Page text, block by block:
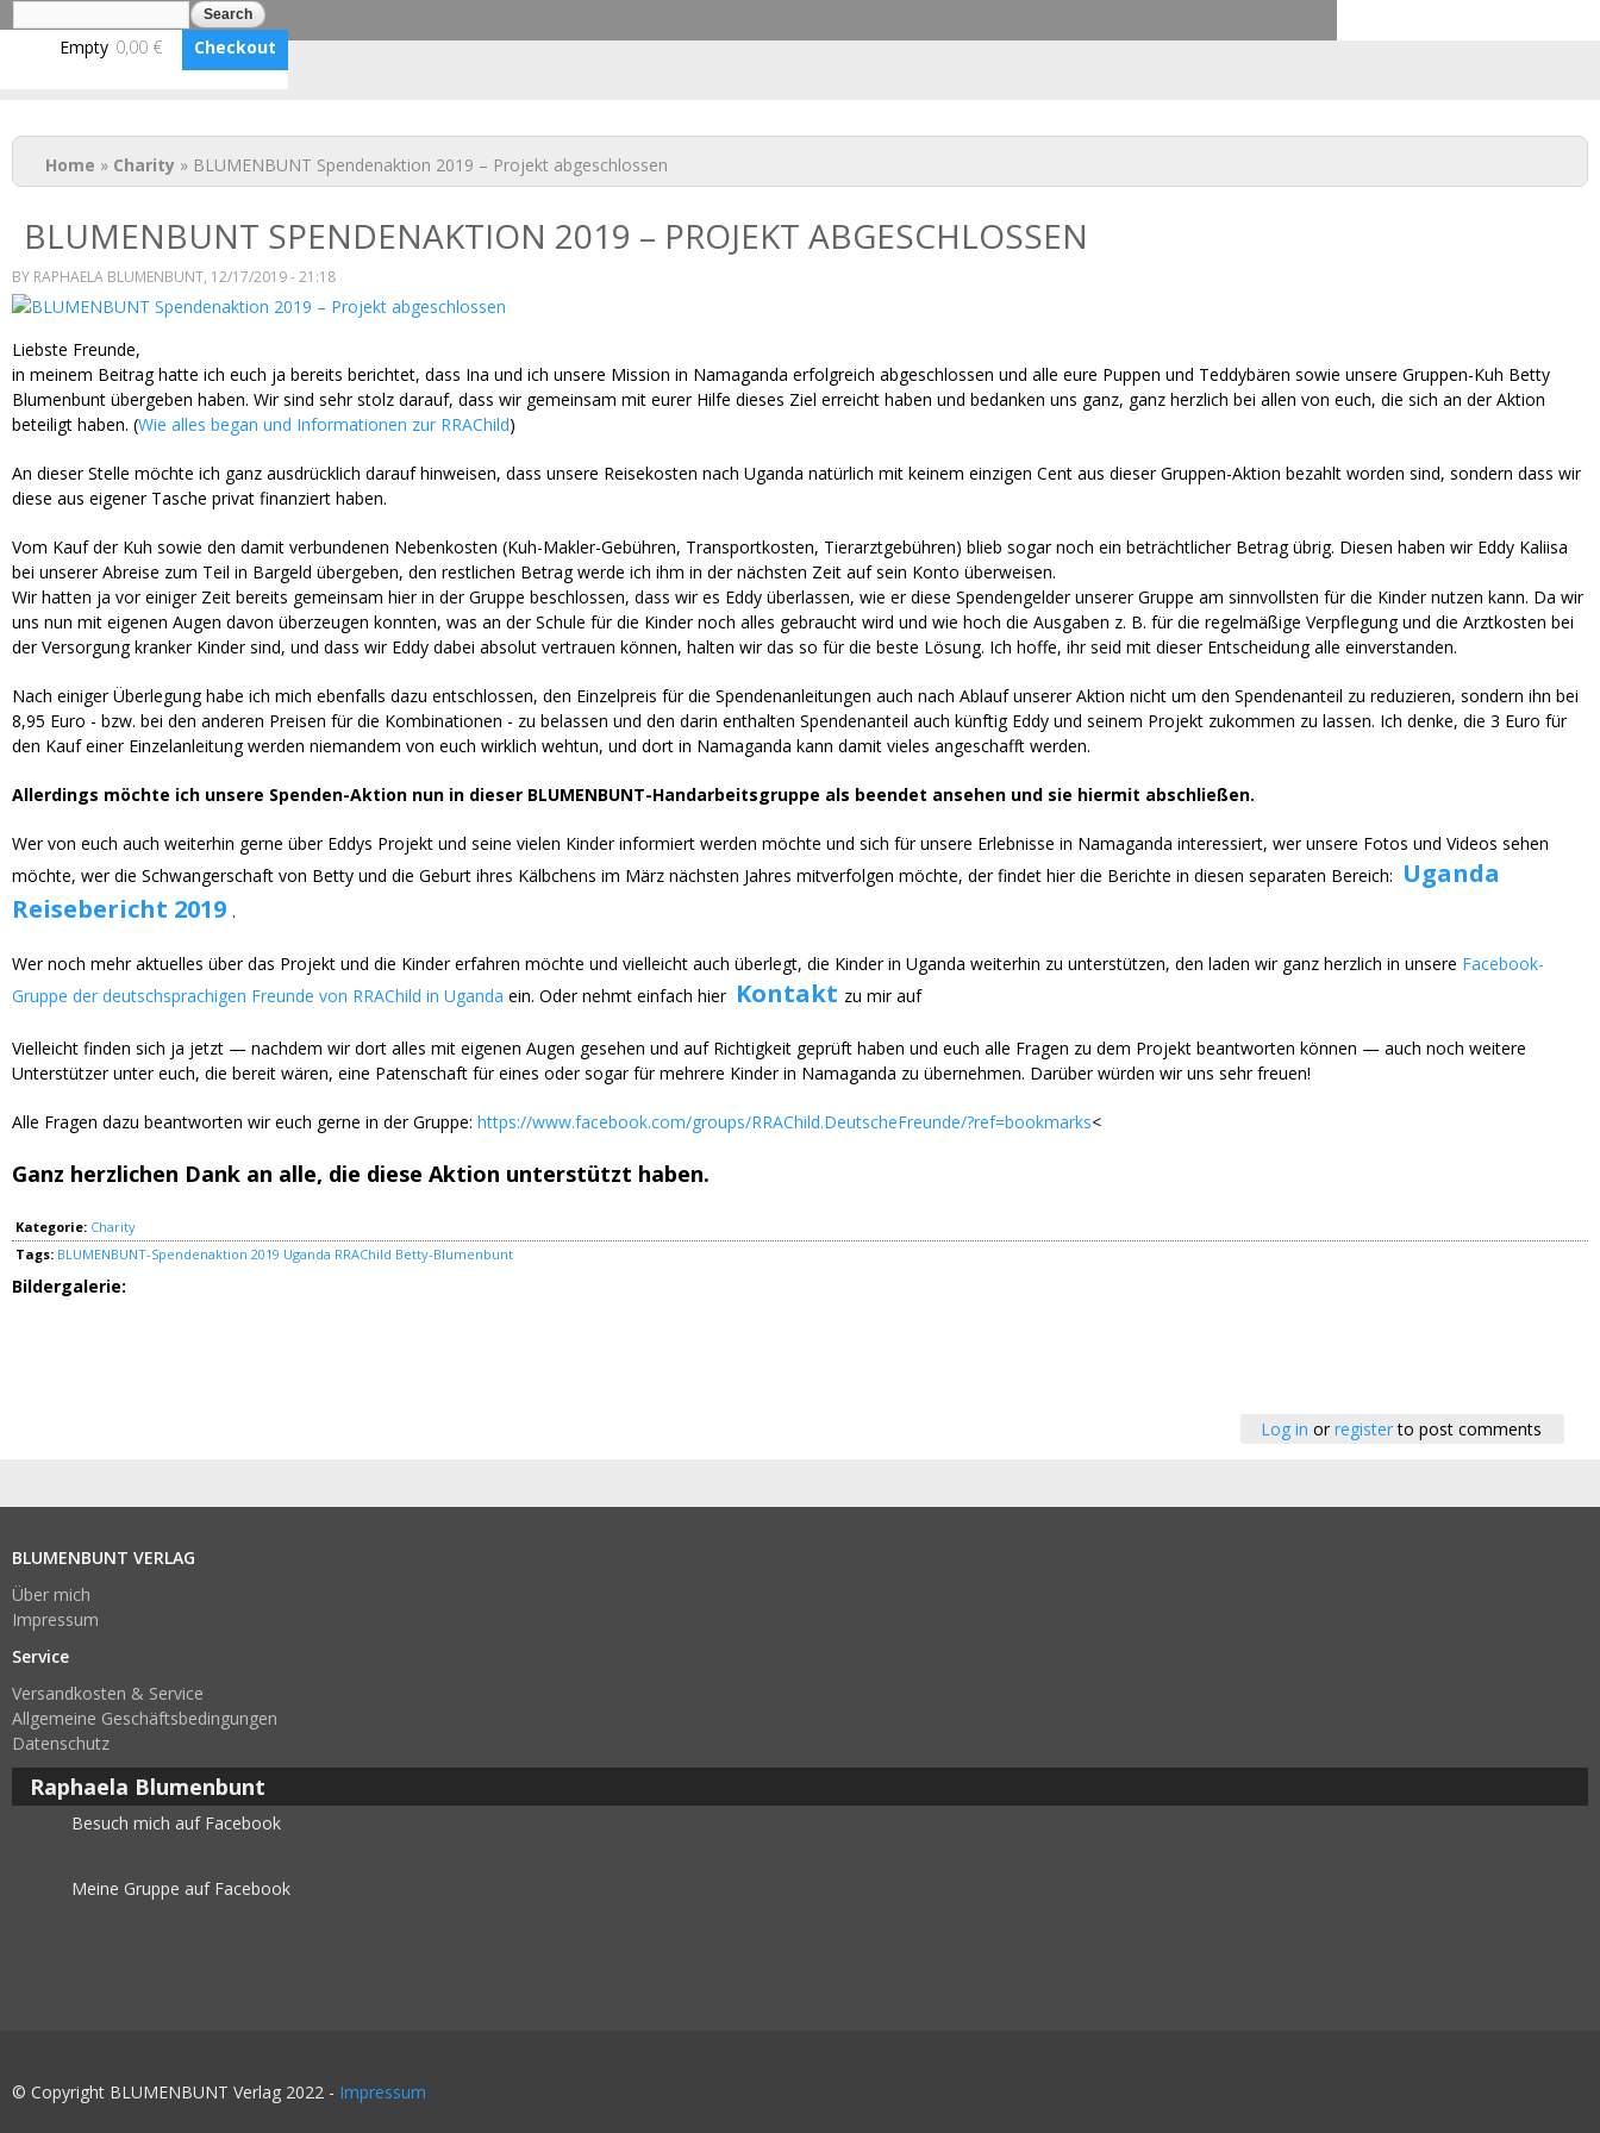
main
Search form
Empty 0,00 € Checkout
BLUMENBUNT VERLAG
You are here
Home » Charity » BLUMENBUNT Spendenaktion 2019 – Projekt abgeschlossen
BLUMENBUNT SPENDENAKTION 2019 – PROJEKT ABGESCHLOSSEN
BY RAPHAELA BLUMENBUNT, 12/17/2019 - 21:18
Liebste Freunde,
in meinem Beitrag hatte ich euch ja bereits berichtet, dass Ina und ich unsere Mission in Namaganda erfolgreich abgeschlossen und alle eure Puppen und Teddybären sowie unsere Gruppen-Kuh Betty
Blumenbunt übergeben haben. Wir sind sehr stolz darauf, dass wir gemeinsam mit eurer Hilfe dieses Ziel erreicht haben und bedanken uns ganz, ganz herzlich bei allen von euch, die sich an der Aktion
beteiligt haben. (Wie alles began und Informationen zur RRAChild)
An dieser Stelle möchte ich ganz ausdrücklich darauf hinweisen, dass unsere Reisekosten nach Uganda natürlich mit keinem einzigen Cent aus dieser Gruppen-Aktion bezahlt worden sind, sondern dass wir
diese aus eigener Tasche privat finanziert haben.
Vom Kauf der Kuh sowie den damit verbundenen Nebenkosten (Kuh-Makler-Gebühren, Transportkosten, Tierarztgebühren) blieb sogar noch ein beträchtlicher Betrag übrig. Diesen haben wir Eddy Kaliisa
bei unserer Abreise zum Teil in Bargeld übergeben, den restlichen Betrag werde ich ihm in der nächsten Zeit auf sein Konto überweisen.
Wir hatten ja vor einiger Zeit bereits gemeinsam hier in der Gruppe beschlossen, dass wir es Eddy überlassen, wie er diese Spendengelder unserer Gruppe am sinnvollsten für die Kinder nutzen kann. Da wir
uns nun mit eigenen Augen davon überzeugen konnten, was an der Schule für die Kinder noch alles gebraucht wird und wie hoch die Ausgaben z. B. für die regelmäßige Verpflegung und die Arztkosten bei
der Versorgung kranker Kinder sind, und dass wir Eddy dabei absolut vertrauen können, halten wir das so für die beste Lösung. Ich hoffe, ihr seid mit dieser Entscheidung alle einverstanden.
Nach einiger Überlegung habe ich mich ebenfalls dazu entschlossen, den Einzelpreis für die Spendenanleitungen auch nach Ablauf unserer Aktion nicht um den Spendenanteil zu reduzieren, sondern ihn bei
8,95 Euro - bzw. bei den anderen Preisen für die Kombinationen - zu belassen und den darin enthalten Spendenanteil auch künftig Eddy und seinem Projekt zukommen zu lassen. Ich denke, die 3 Euro für
den Kauf einer Einzelanleitung werden niemandem von euch wirklich wehtun, und dort in Namaganda kann damit vieles angeschafft werden.
Allerdings möchte ich unsere Spenden-Aktion nun in dieser BLUMENBUNT-Handarbeitsgruppe als beendet ansehen und sie hiermit abschließen.
Wer von euch auch weiterhin gerne über Eddys Projekt und seine vielen Kinder informiert werden möchte und sich für unsere Erlebnisse in Namaganda interessiert, wer unsere Fotos und Videos sehen
möchte, wer die Schwangerschaft von Betty und die Geburt ihres Kälbchens im März nächsten Jahres mitverfolgen möchte, der findet hier die Berichte in diesen separaten Bereich: Uganda
Reisebericht 2019 .
Wer noch mehr aktuelles über das Projekt und die Kinder erfahren möchte und vielleicht auch überlegt, die Kinder in Uganda weiterhin zu unterstützen, den laden wir ganz herzlich in unsere Facebook-
Gruppe der deutschsprachigen Freunde von RRAChild in Uganda ein. Oder nehmt einfach hier Kontakt zu mir auf
Vielleicht finden sich ja jetzt — nachdem wir dort alles mit eigenen Augen gesehen und auf Richtigkeit geprüft haben und euch alle Fragen zu dem Projekt beantworten können — auch noch weitere
Unterstützer unter euch, die bereit wären, eine Patenschaft für eines oder sogar für mehrere Kinder in Namaganda zu übernehmen. Darüber würden wir uns sehr freuen!
Alle Fragen dazu beantworten wir euch gerne in der Gruppe: https://www.facebook.com/groups/RRAChild.DeutscheFreunde/?ref=bookmarks<
Ganz herzlichen Dank an alle, die diese Aktion unterstützt haben.
Kategorie: Charity
Tags: BLUMENBUNT-Spendenaktion 2019 Uganda RRAChild Betty-Blumenbunt
Bildergalerie:
Log in or registerto post comments
BLUMENBUNT VERLAG
Über mich
Impressum
Service
Versandkosten & Service
Allgemeine Geschäftsbedingungen
Datenschutz
Raphaela Blumenbunt
Besuch mich auf Facebook
Meine Gruppe auf Facebook
© Copyright BLUMENBUNT Verlag 2022 - Impressum